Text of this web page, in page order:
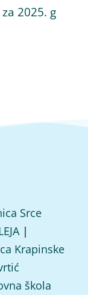
2025. g
Srce
|
Krapinske
škola